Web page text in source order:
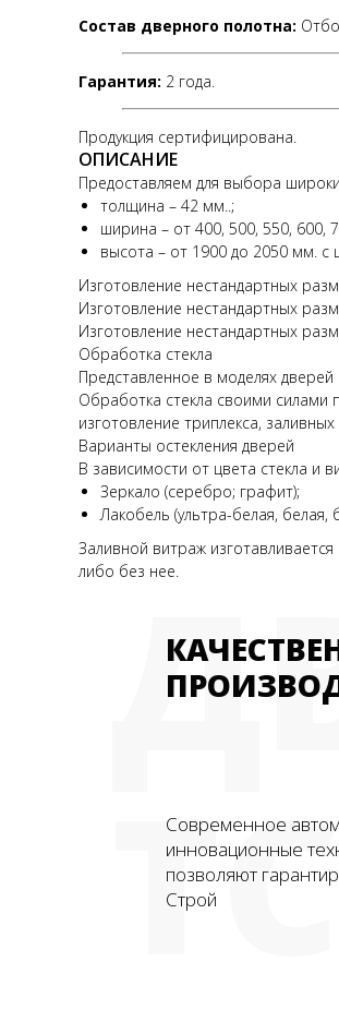
Состав дверного полотна:
Гарантия: 2 года.
Продукция сертифицирована.
ОПИСАНИЕ
Предоставляем для выбора
толщина – 42 мм..;
ширина – от 400, 500, 550, 600,
высота – от 1900 до 2050 мм.
Изготовление нестандартных
Изготовление нестандартных
Изготовление нестандартных
Обработка стекла
Представленное в моделях
Обработка стекла своими силами
изготовление триплекса,
Варианты остекления дверей
В зависимости от цвета стекла и
Зеркало (серебро; графит);
Лакобель (ультра-белая,
Заливной витраж
либо без нее.
Современное
инновационные
позволяют
Строй